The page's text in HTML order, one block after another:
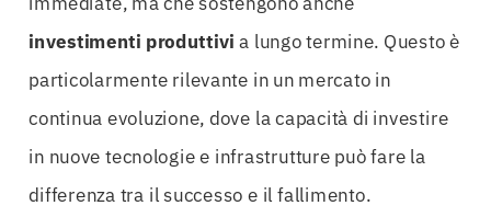
investimenti produttivi a lungo termine. Questo è
particolarmente rilevante in un mercato in
continua evoluzione, dove la capacità di investire
in nuove tecnologie e infrastrutture può fare la
differenza tra il successo e il fallimento.